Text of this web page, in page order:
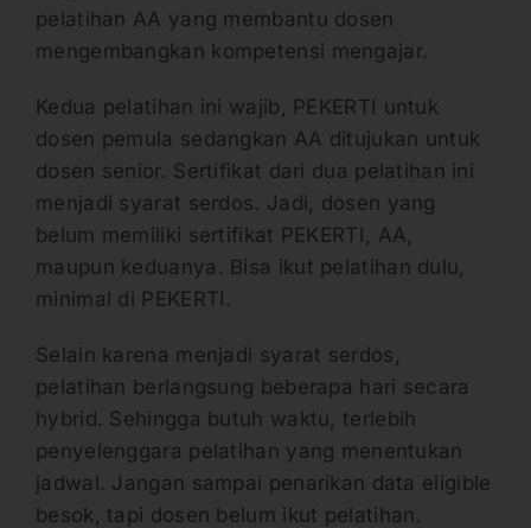
pelatihan AA yang membantu dosen
mengembangkan kompetensi mengajar.
Kedua pelatihan ini wajib, PEKERTI untuk
dosen pemula sedangkan AA ditujukan untuk
dosen senior. Sertifikat dari dua pelatihan ini
menjadi syarat serdos. Jadi, dosen yang
belum memiliki sertifikat PEKERTI, AA,
maupun keduanya. Bisa ikut pelatihan dulu,
minimal di PEKERTI.
Selain karena menjadi syarat serdos,
pelatihan berlangsung beberapa hari secara
hybrid. Sehingga butuh waktu, terlebih
penyelenggara pelatihan yang menentukan
jadwal. Jangan sampai penarikan data eligible
besok, tapi dosen belum ikut pelatihan.